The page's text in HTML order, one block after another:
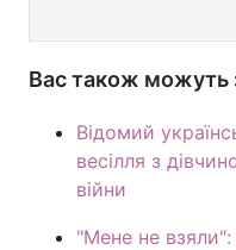
Вас також можуть
Відомий
весілля з
війни
"Мене не взяли":